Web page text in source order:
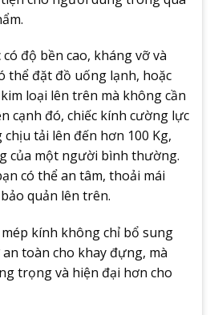
độ bền cao, kháng vỡ và
thể đặt đồ uống lạnh, hoặc
loại lên trên mà không cần
cạnh đó, chiếc kính cường lực
chịu tải lên đến hơn 100 Kg,
của một người bình thường.
có thể an tâm, thoải mái
quản lên trên.
kính không chỉ bổ sung
toàn cho khay đựng, mà
trọng và hiện đại hơn cho